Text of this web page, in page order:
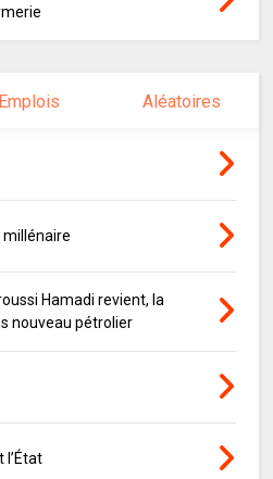
Emplois Aléatoires
Hamadi revient, la
nouveau pétrolier
l’État